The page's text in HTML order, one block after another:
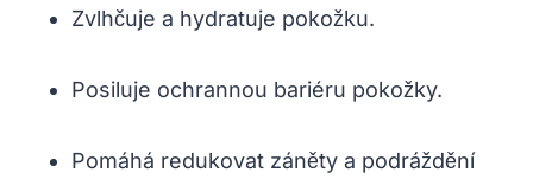
Zvlhčuje a hydratuje pokožku.
Posiluje ochrannou bariéru pokožky.
Pomáhá redukovat záněty a podráždění